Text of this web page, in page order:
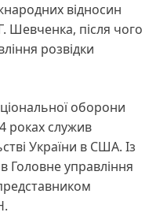
відносин
Шевченка, після чого
розвідки
оборони
роках служив
України в США. Із
Головне управління